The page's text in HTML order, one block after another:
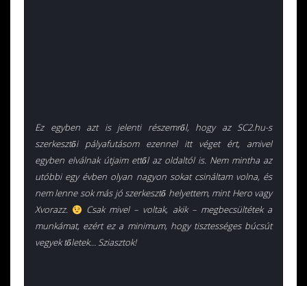
Ez egyben azt is jelenti részemről, hogy az SC2.hu-s
szerkesztői pályafutásom ezennel itt véget ért, amivel
egyben elválnak útjaim ettől az oldaltól is. Nem mintha az
utóbbi egy évben olyan nagyon sokat csináltam volna, és
nem lenne sok más jó szerkesztő helyettem, mint Hero vagy
Xvorazz.
Csak mivel – voltak, akik – megbecsültétek a
munkámat, ezért ez a minimum, hogy tisztességes búcsút
vegyek tőletek… Sziasztok!